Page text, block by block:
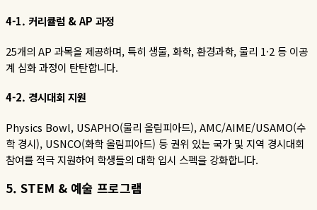
4-1. 커리큘럼 & AP 과정
25개의 AP 과목을 제공하며, 특히 생물, 화학, 환경과학, 물리 1·2 등 이공
계 심화 과정이 탄탄합니다.
4-2. 경시대회 지원
Physics Bowl, USAPHO(물리 올림피아드), AMC/AIME/USAMO(수
학 경시), USNCO(화학 올림피아드) 등 권위 있는 국가 및 지역 경시대회
참여를 적극 지원하여 학생들의 대학 입시 스펙을 강화합니다.
5. STEM & 예술 프로그램